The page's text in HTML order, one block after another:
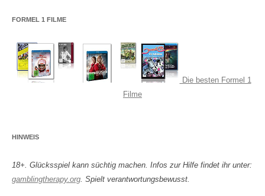
FORMEL 1 FILME
Die besten Formel 1
Filme
HINWEIS
18+. Glücksspiel kann süchtig machen. Infos zur Hilfe findet ihr unter:
gamblingtherapy.org. Spielt verantwortungsbewusst.